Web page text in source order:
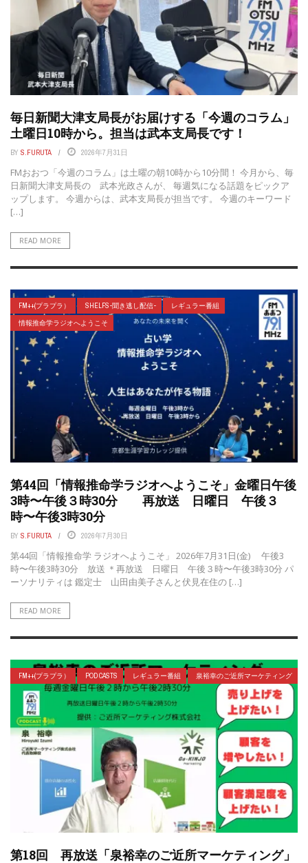
毎日新聞大津支局長がお届けする「今週のコラム」
土曜日10時から。担当は武本支局長です！
BY S.FURUTA 2026年7月31日
FMおおつ「今週のコラム」は土曜の朝10時から10分間！ 今月から、毎
日新聞大津支局長の 武本光政さんが、 毎週気になる話題をピックア
ップします。 今週からは、武本支局長が担当です。 今週のキーワード
[…]
READ MORE
FM++(プラプラ） SHELFS-聞き逃し配信-
レギュラー番組
情報推命学ラジオへようこそ
第44回「情報推命学ラジオへようこそ」金曜日午後
3時〜午後３時30分 再放送 日曜日 午後３
時〜午後3時30分
BY S.FURUTA 2026年7月30日
第44回「情報推命学 ラジオへようこそ」 2026年7月31日(金) 午後3
時〜午後3時30分 放送 ＊再放送 日曜日 午後３時〜午後3時30分 パ
ーソナリティは 鑑定士 山田由美子さんと伏見在住の […]
READ MORE
FM++(プラプラ） POD CASTS レギュラー番組 泉裕幸のご近所マーケティング
第18回 再放送「泉裕幸のご近所マーケティング」